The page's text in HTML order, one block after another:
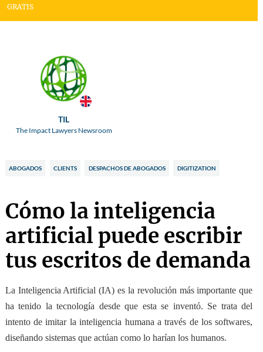
GRATIS
TIL
The Impact Lawyers Newsroom
ABOGADOS CLIENTS DESPACHOS DE ABOGADOS DIGITIZATION
Cómo la inteligencia
artificial puede escribir
tus escritos de demanda
La Inteligencia Artificial (IA) es la revolución más importante que
ha tenido la tecnología desde que esta se inventó. Se trata del
intento de imitar la inteligencia humana a través de los softwares,
diseñando sistemas que actúan como lo harían los humanos.